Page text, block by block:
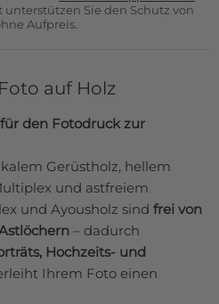
unterstützen Sie den Schutz von
Aufpreis.
auf Holz
den Fotodruck zur
Gerüstholz, hellem
und astfreiem
und Ayousholz sind frei von
– dadurch
Hochzeits- und
Ihrem Foto einen